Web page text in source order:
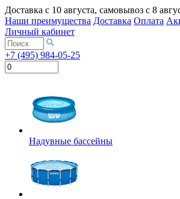
Доставка с 10 августа, самовывоз с 8
Наши преимущества Доставка Оплата
Личный кабинет
+7 (495) 984-05-25
Надувные бассейны